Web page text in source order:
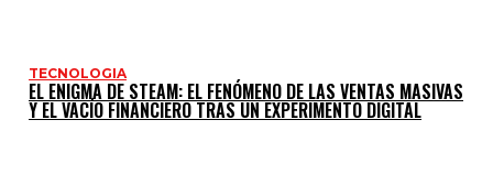
TECNOLOGIA
EL ENIGMA DE STEAM: EL FENÓMENO DE LAS VENTAS MASIVAS
Y EL VACÍO FINANCIERO TRAS UN EXPERIMENTO DIGITAL